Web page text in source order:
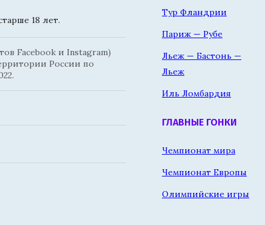
18 лет.
Facebook и Instagram)
России по
Тур Фландрии
Париж — Рубе
Льеж — Бастонь —
Льеж
Иль Ломбардия
ГЛАВНЫЕ ГОНКИ
Чемпионат мира
Чемпионат Европы
Олимпийские игры